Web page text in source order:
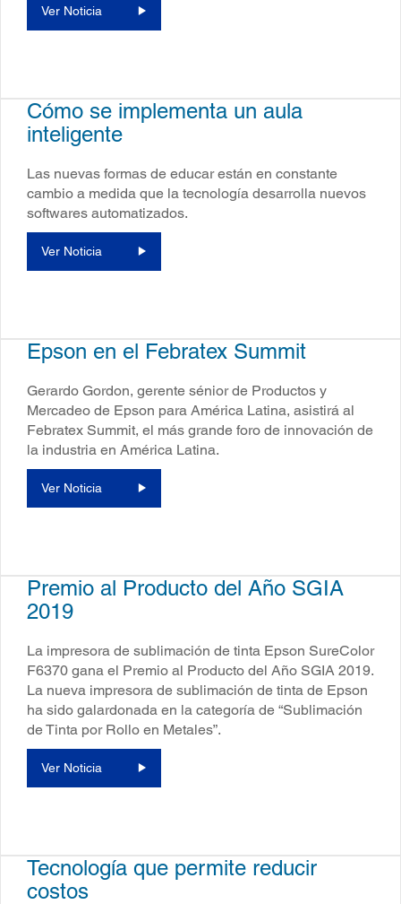
Ver Noticia
Cómo se implementa un aula
inteligente
Las nuevas formas de educar están en constante
cambio a medida que la tecnología desarrolla nuevos
softwares automatizados.
Ver Noticia
Epson en el Febratex Summit
Gerardo Gordon, gerente sénior de Productos y
Mercadeo de Epson para América Latina, asistirá al
Febratex Summit, el más grande foro de innovación de
la industria en América Latina.
Ver Noticia
Premio al Producto del Año SGIA
2019
La impresora de sublimación de tinta Epson SureColor
F6370 gana el Premio al Producto del Año SGIA 2019.
La nueva impresora de sublimación de tinta de Epson
ha sido galardonada en la categoría de “Sublimación
de Tinta por Rollo en Metales”.
Ver Noticia
Tecnología que permite reducir
costos